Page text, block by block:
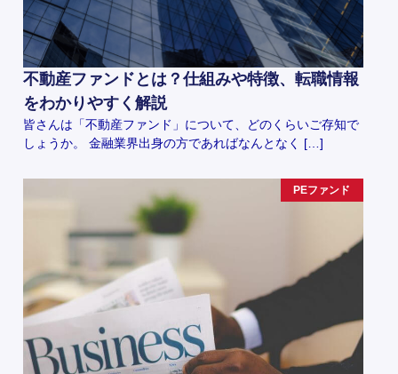
不動産ファンドとは？仕組みや特徴、転職情報
をわかりやすく解説
皆さんは「不動産ファンド」について、どのくらいご存知で
しょうか。 金融業界出身の方であればなんとなく […]
PEファンド